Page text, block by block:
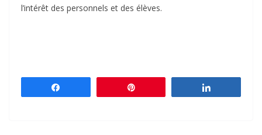
l’intérêt des personnels et des élèves.